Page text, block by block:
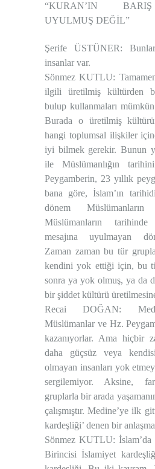
“KURAN’IN
UYULMUŞ DEĞİL”
Şerife ÜSTÜNER:
insanlar var.
Sönmez KUTLU:
ilgili üretilmiş kültürden
bulup kullanmaları
Burada o üretilmiş
hangi toplumsal ilişkiler
iyi bilmek gerekir. Bunun
ile Müslümanlığın
Peygamberin, 23 yıllık
bana göre, İslam’ın
dönem
Müslümanların
mesajına uyulmayan
Zaman zaman bu tür
kendini yok ettiği için, bu
sonra ya yok olmuş, ya da
bir şiddet kültürü
Recai DOĞAN:
Müslümanlar ve Hz.
kazanıyorlar. Ama hiçbir
daha güçsüz veya
olmayan insanları yok
sergilemiyor. Aksine,
gruplarla bir arada
çalışmıştır. Medine’ye ilk
kardeşliği’ denen bir
Sönmez KUTLU: İslam’da
Birincisi İslamiyet